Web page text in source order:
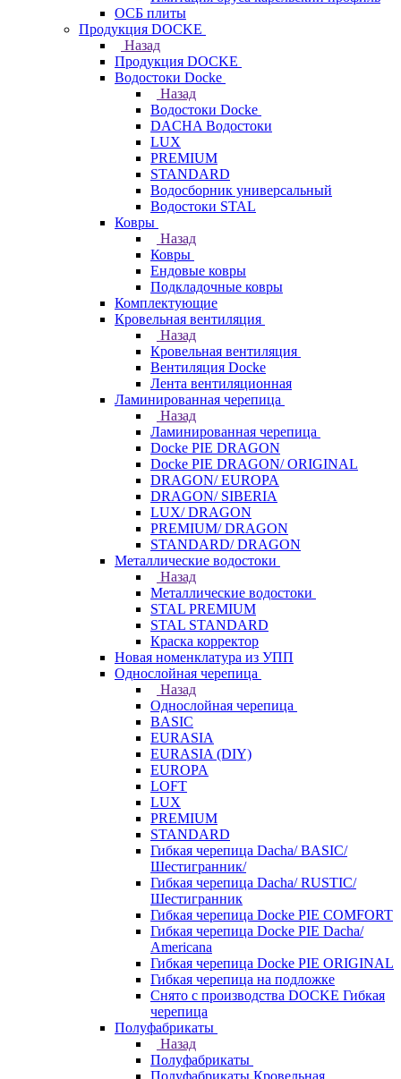
ОСБ плиты
Продукция DOCKE
Назад
Продукция DOCKE
Водостоки Docke
Назад
Водостоки Docke
DACHA Водостоки
LUX
PREMIUM
STANDARD
Водосборник универсальный
Водостоки STAL
Ковры
Назад
Ковры
Ендовые ковры
Подкладочные ковры
Комплектующие
Кровельная вентиляция
Назад
Кровельная вентиляция
Вентиляция Docke
Лента вентиляционная
Ламинированная черепица
Назад
Ламинированная черепица
Docke PIE DRAGON
Docke PIE DRAGON/ ORIGINAL
DRAGON/ EUROPA
DRAGON/ SIBERIA
LUX/ DRAGON
PREMIUM/ DRAGON
STANDARD/ DRAGON
Металлические водостоки
Назад
Металлические водостоки
STAL PREMIUM
STAL STANDARD
Краска корректор
Новая номенклатура из УПП
Однослойная черепица
Назад
Однослойная черепица
BASIC
EURASIA
EURASIA (DIY)
EUROPA
LOFT
LUX
PREMIUM
STANDARD
Гибкая черепица Dacha/ BASIC/
Шестигранник/
Гибкая черепица Dacha/ RUSTIC/
Шестигранник
Гибкая черепица Docke PIE COMFORT
Гибкая черепица Docke PIE Dacha/
Americana
Гибкая черепица Docke PIE ОRIGINАL
Гибкая черепица на подложке
Снято с производства DOCKE Гибкая
черепица
Полуфабрикаты
Назад
Полуфабрикаты
Полуфабрикаты Кровельная